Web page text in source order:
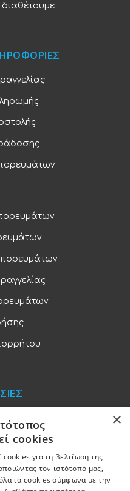
πληρωμές
εξοπλισμός
×
cookies
για τη βελτίωση της
τον ιστότοπό μας,
τα cookies σύμφωνα με την